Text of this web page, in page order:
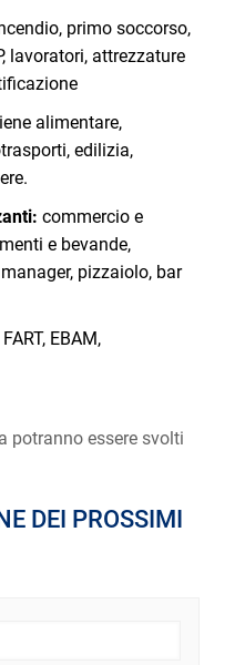
primo soccorso,
lavoratori, attrezzature
alimentare,
edilizia,
commercio e
e bevande,
pizzaiolo, bar
FART, EBAM,
potranno essere svolti
DEI PROSSIMI